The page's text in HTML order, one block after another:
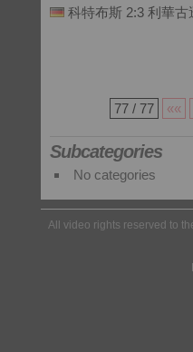
科特布斯 2:3 利華
77 / 77 ««
Subcategories
No categories
All video rights reserved to